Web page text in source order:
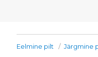
Eelmine pilt Järgmine